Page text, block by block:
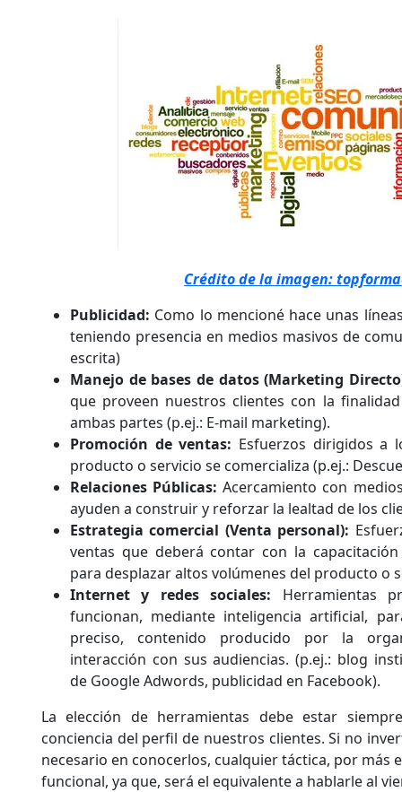
Crédito de la imagen:
Publicidad: Como lo mencioné hace unas
teniendo presencia en medios masivos de
escrita)
Manejo de bases de datos (Marketing
que proveen nuestros clientes con la
ambas partes (p.ej.: E-mail marketing).
Promoción de ventas: Esfuerzos dirigidos a
producto o servicio se comercializa (p.ej.:
Relaciones Públicas: Acercamiento con
ayuden a construir y reforzar la lealtad de los
Estrategia comercial (Venta personal):
ventas que deberá contar con la
para desplazar altos volúmenes del producto o
Internet y redes sociales: Herramientas
funcionan, mediante inteligencia artificial,
preciso, contenido producido por la
interacción con sus audiencias. (p.ej.: blog
de Google Adwords, publicidad en Facebook).
La elección de herramientas debe estar
conciencia del perfil de nuestros clientes. Si no
necesario en conocerlos, cualquier táctica, por más
funcional, ya que, será el equivalente a hablarle al